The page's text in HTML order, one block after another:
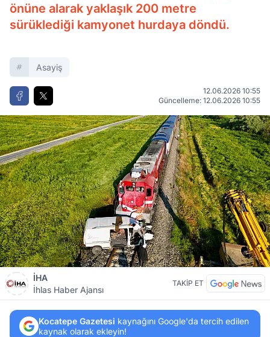
önüne alarak yaklaşık 200 metre
sürüklediği kamyonet hurdaya döndü.
Asayiş
12.06.2026 10:55
Güncelleme: 12.06.2026 10:55
İHA
İhlas Haber Ajansı
TAKİP ET
Kocatepe Gazetesi kaynağını Google'da tercih edilen
kaynak olarak ekleyin!